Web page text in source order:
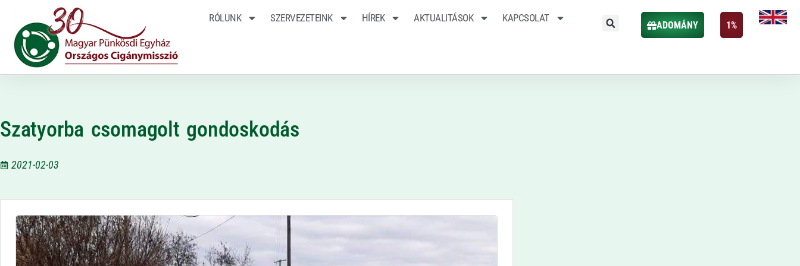
RÓLUNK SZERVEZETEINK HÍREK AKTUALITÁSOK KAPCSOLAT
ADOMÁNY 1%
Szatyorba csomagolt gondoskodás
2021-02-03